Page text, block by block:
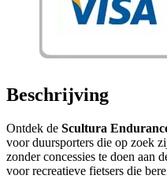
Beschrijving
Ontdek de Scultura
voor duursporters die op zoek
zonder concessies te doen aan
voor recreatieve fietsers die